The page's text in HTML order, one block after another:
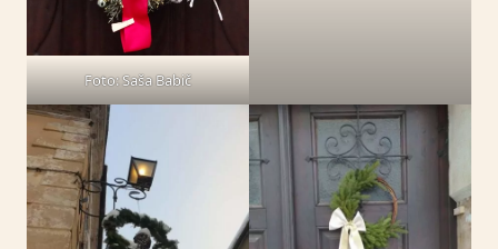
Foto: Saša Babič